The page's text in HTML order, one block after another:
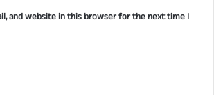
and website in this browser for the next time I